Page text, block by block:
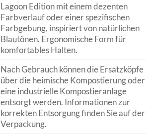
Lagoon Edition mit einem dezenten
Farbverlauf oder einer spezifischen
Farbgebung, inspiriert von natürlichen
Blautönen. Ergonomische Form für
komfortables Halten.
Nach Gebrauch können die Ersatzköpfe
über die heimische Kompostierung oder
eine industrielle Kompostieranlage
entsorgt werden. Informationen zur
korrekten Entsorgung finden Sie auf der
Verpackung.